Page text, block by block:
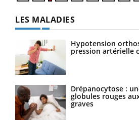
LES MALADIES
Hypotension
pression artérielle
Drépanocytose :
globules rouges
graves